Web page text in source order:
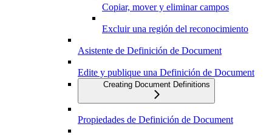
Copiar, mover y eliminar campos
Excluir una región del reconocimiento
Asistente de Definición de Document
Edite y publique una Definición de Document
Creating Document Definitions
Propiedades de Definición de Document